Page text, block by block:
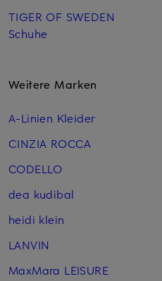
TIGER OF SWEDEN
Schuhe
Weitere Marken
A-Linien Kleider
CINZIA ROCCA
CODELLO
dea kudibal
heidi klein
LANVIN
MaxMara LEISURE